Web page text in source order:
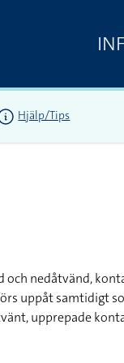
Hjälp/Tips
nedåtvänd,
uppåt samtidigt
upprepade